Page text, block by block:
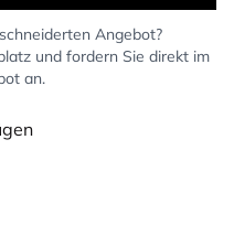
Angebot?
und fordern Sie direkt im
an.